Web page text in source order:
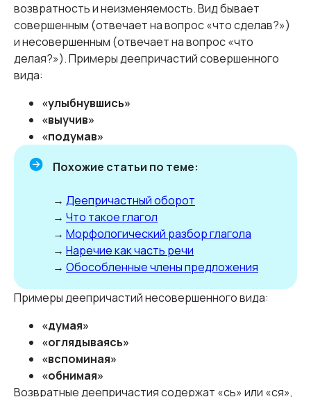
возвратность и неизменяемость. Вид бывает
совершенным (отвечает на вопрос «что сделав?»)
и несовершенным (отвечает на вопрос «что
делая?»). Примеры деепричастий совершенного
вида:
«улыбнувшись»
«выучив»
«подумав»
Похожие статьи по теме:
→ Деепричастный оборот
→ Что такое глагол
→ Морфологический разбор глагола
→ Наречие как часть речи
→ Обособленные члены предложения
Примеры деепричастий несовершенного вида:
«думая»
«оглядываясь»
«вспоминая»
«обнимая»
Возвратные деепричастия содержат «сь» или «ся»,